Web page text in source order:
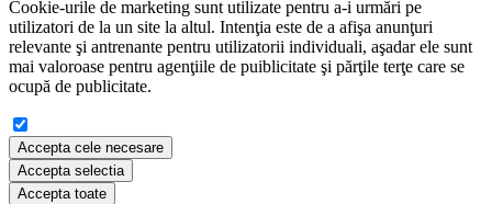
Cookie-urile de marketing sunt utilizate pentru a-i urmări pe
utilizatori de la un site la altul. Intenţia este de a afişa anunţuri
relevante şi antrenante pentru utilizatorii individuali, aşadar ele sunt
mai valoroase pentru agenţiile de puiblicitate şi părţile terţe care se
ocupă de publicitate.
Accepta cele necesare
Accepta selectia
Accepta toate